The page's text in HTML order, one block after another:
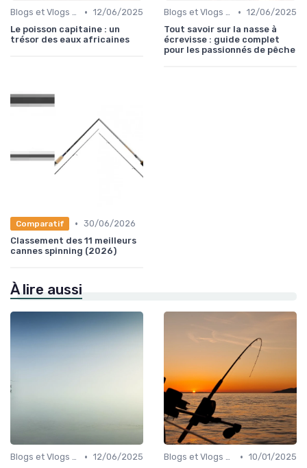
Blogs et Vlogs sur la Pêche • 12/06/2025
Le poisson capitaine : un
trésor des eaux africaines
Blogs et Vlogs sur la Pêche • 12/06/2025
Tout savoir sur la nasse à
écrevisse : guide complet
pour les passionnés de pêche
Comparatif • 30/06/2026
Classement des 11 meilleurs
cannes spinning (2026)
À lire aussi
Blogs et Vlogs sur la Pêche • 12/06/2025
Blogs et Vlogs sur la Pêche • 10/01/2025